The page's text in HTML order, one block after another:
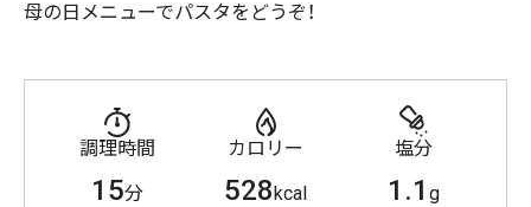
母の日メニューでパスタをどうぞ！
調理時間
15分
カロリー
528kcal
塩分
1.1g